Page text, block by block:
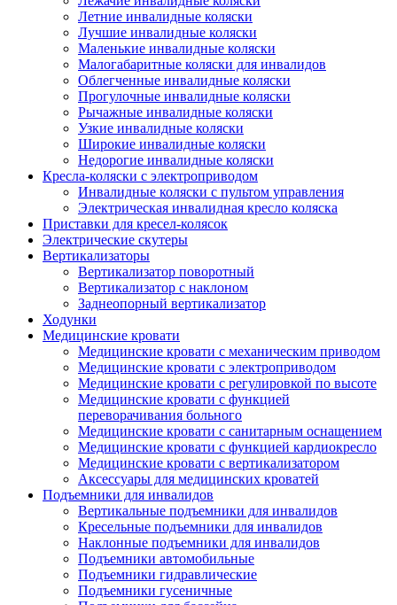
Летние инвалидные коляски
Лучшие инвалидные коляски
Маленькие инвалидные коляски
Малогабаритные коляски для инвалидов
Облегченные инвалидные коляски
Прогулочные инвалидные коляски
Рычажные инвалидные коляски
Узкие инвалидные коляски
Широкие инвалидные коляски
Недорогие инвалидные коляски
Кресла-коляски с электроприводом
Инвалидные коляски с пультом управления
Электрическая инвалидная кресло коляска
Приставки для кресел-колясок
Электрические скутеры
Вертикализаторы
Вертикализатор поворотный
Вертикализатор с наклоном
Заднеопорный вертикализатор
Ходунки
Медицинские кровати
Медицинские кровати с механическим приводом
Медицинские кровати с электроприводом
Медицинские кровати с регулировкой по высоте
Медицинские кровати с функцией
переворачивания больного
Медицинские кровати с санитарным оснащением
Медицинские кровати с функцией кардиокресло
Медицинские кровати с вертикализатором
Аксессуары для медицинских кроватей
Подъемники для инвалидов
Вертикальные подъемники для инвалидов
Кресельные подъемники для инвалидов
Наклонные подъемники для инвалидов
Подъемники автомобильные
Подъемники гидравлические
Подъемники гусеничные